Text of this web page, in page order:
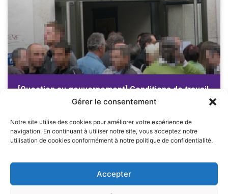
Gérer le consentement
Notre site utilise des cookies pour améliorer votre expérience de
navigation. En continuant à utiliser notre site, vous acceptez notre
utilisation de cookies conformément à notre politique de confidentialité.
Accepter
[Question au gouvernement] Conditions de travail
des agents de Pôle emploi
du plein emploi et de l’insertion sur les conditions de travail des
agents de
3 4 5